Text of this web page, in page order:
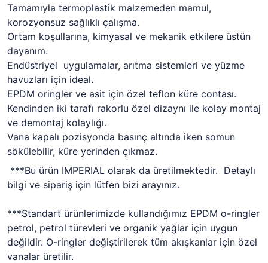
Tamamıyla termoplastik malzemeden mamul,
korozyonsuz sağlıklı çalışma.
Ortam koşullarına, kimyasal ve mekanik etkilere üstün
dayanım.
Endüstriyel uygulamalar, arıtma sistemleri ve yüzme
havuzları için ideal.
EPDM oringler ve asit için özel teflon küre contası.
Kendinden iki tarafı rakorlu özel dizaynı ile kolay montaj
ve demontaj kolaylığı.
Vana kapalı pozisyonda basınç altında iken somun
sökülebilir, küre yerinden çıkmaz.
***Bu ürün IMPERIAL olarak da üretilmektedir. Detaylı
bilgi ve sipariş için lütfen bizi arayınız.
***Standart ürünlerimizde kullandığımız EPDM o-ringler
petrol, petrol türevleri ve organik yağlar için uygun
değildir. O-ringler değiştirilerek tüm akışkanlar için özel
vanalar üretilir.